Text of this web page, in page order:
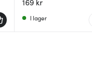
I lager